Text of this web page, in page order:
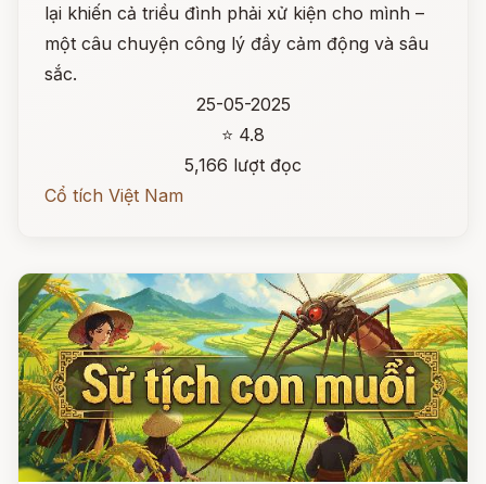
lại khiến cả triều đình phải xử kiện cho mình –
một câu chuyện công lý đầy cảm động và sâu
sắc.
25-05-2025
⭐ 4.8
5,166 lượt đọc
Cổ tích Việt Nam